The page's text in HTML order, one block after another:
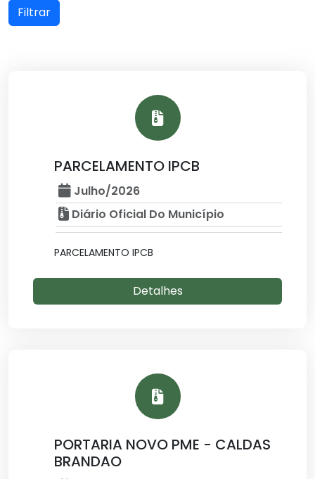
Filtrar
PARCELAMENTO IPCB
Julho/2026
Diário Oficial Do Município
PARCELAMENTO IPCB
Detalhes
PORTARIA NOVO PME - CALDAS
BRANDAO